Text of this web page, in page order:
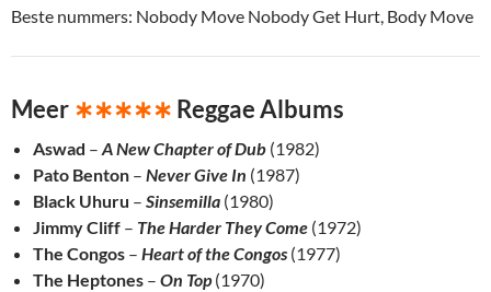
Beste nummers: Nobody Move Nobody Get Hurt, Body Move
Meer ∗∗∗∗∗ Reggae Albums
Aswad – A New Chapter of Dub (1982)
Pato Benton – Never Give In (1987)
Black Uhuru – Sinsemilla (1980)
Jimmy Cliff – The Harder They Come (1972)
The Congos – Heart of the Congos (1977)
The Heptones – On Top(1970)